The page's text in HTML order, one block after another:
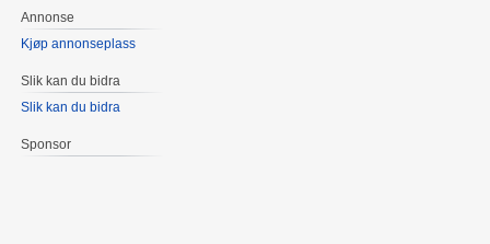
Annonse
Kjøp annonseplass
Slik kan du bidra
Slik kan du bidra
Sponsor